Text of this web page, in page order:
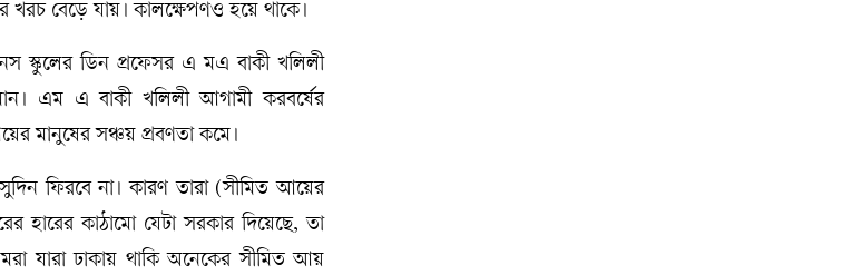
খরচ বেড়ে যায়। কালক্ষেপণও হয়ে থাকে।
স্কুলের ডিন প্রফেসর এ মএ বাকী খলিলী
এম এ বাকী খলিলী আগামী করবর্ষের
মানুষের সঞ্চয় প্রবণতা কমে।
ফিরবে না। কারণ তারা (সীমিত আয়ের
কাঠামো যেটা সরকার দিয়েছে, তা
যারা ঢাকায় থাকি অনেকের সীমিত আয়